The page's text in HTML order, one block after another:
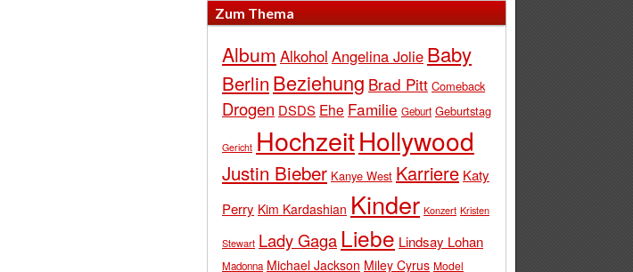
Zum Thema
Album Alkohol Angelina Jolie Baby
Berlin Beziehung Brad Pitt Comeback
Drogen DSDS Ehe Familie Geburt Geburtstag
Gericht HochzeitHollywood
Justin Bieber Kanye West Karriere Katy
Perry Kim Kardashian Kinder Konzert Kristen
Stewart Lady Gaga Liebe Lindsay Lohan
Madonna Michael Jackson Miley Cyrus Model